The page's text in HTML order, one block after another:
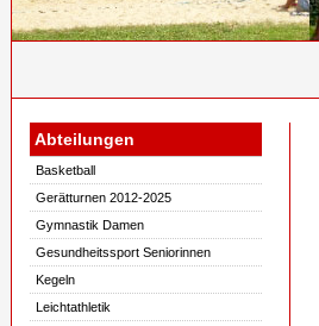
Abteilungen
Basketball
Gerätturnen 2012-2025
Gymnastik Damen
Gesundheitssport Seniorinnen
Kegeln
Leichtathletik